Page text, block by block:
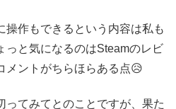
操作もできるという内容は私も
っと気になるのはSteamのレビ
メントがちらほらある点😥
ってみてとのことですが、果た